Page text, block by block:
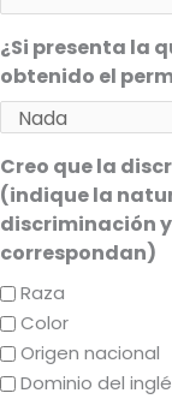
¿Si presenta la
obtenido el
Creo que la
(indique la
discriminación
correspondan)
Raza
Color
Origen nacional
Dominio del